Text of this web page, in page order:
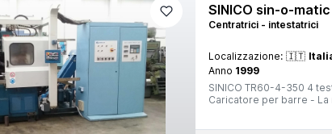
SINICO sin-o-
Centratrici - intestatrici
Localizzazione: 🇮🇹
Anno 1999
SINICO TR60-4-350 4
Caricatore per barre - La